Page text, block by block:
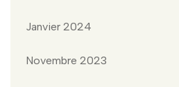
Janvier 2024
Novembre 2023